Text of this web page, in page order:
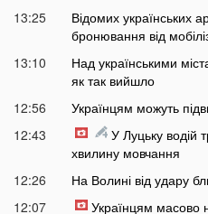
13:25
Відомих українських
бронювання від
13:10
Над українськими
як так вийшло
12:56
Українцям можуть
12:43
У Луцьку водій
хвилину мовчання
12:26
На Волині від удару
12:07
Українцям масово